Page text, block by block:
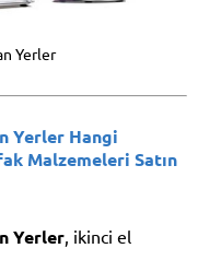
Yerler
Yerler Hangi
Malzemeleri Satın
Yerler, ikinci el